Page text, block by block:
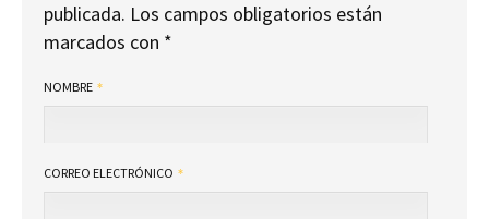
publicada. Los campos obligatorios están
marcados con *
NOMBRE
CORREO ELECTRÓNICO